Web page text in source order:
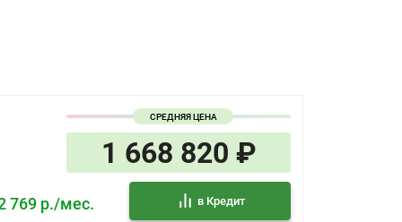
колесо
СРЕДНЯЯ ЦЕНА
1 668 820 ₽
769 р./мес. в Кредит